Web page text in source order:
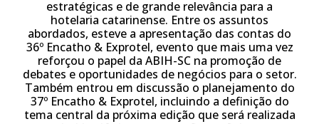
estratégicas e de grande relevância para a
hotelaria catarinense. Entre os assuntos
abordados, esteve a apresentação das contas do
36º Encatho & Exprotel, evento que mais uma vez
reforçou o papel da ABIH-SC na promoção de
debates e oportunidades de negócios para o setor.
Também entrou em discussão o planejamento do
37º Encatho & Exprotel, incluindo a definição do
tema central da próxima edição que será realizada